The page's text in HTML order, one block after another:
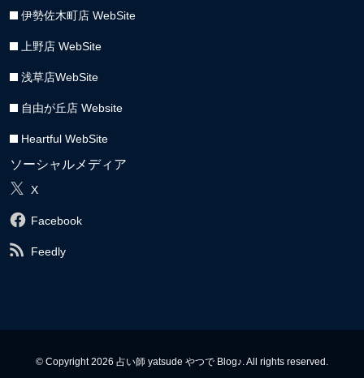
伊勢佐木町店 WebSite
上野店 WebSite
浅草店WebSite
自由が丘店 Website
Heartful WebSite
ソーシャルメディア
X
Facebook
Feedly
© Copyright 2026 占い師 yatsude やつで Blog♪. All rights reserved.